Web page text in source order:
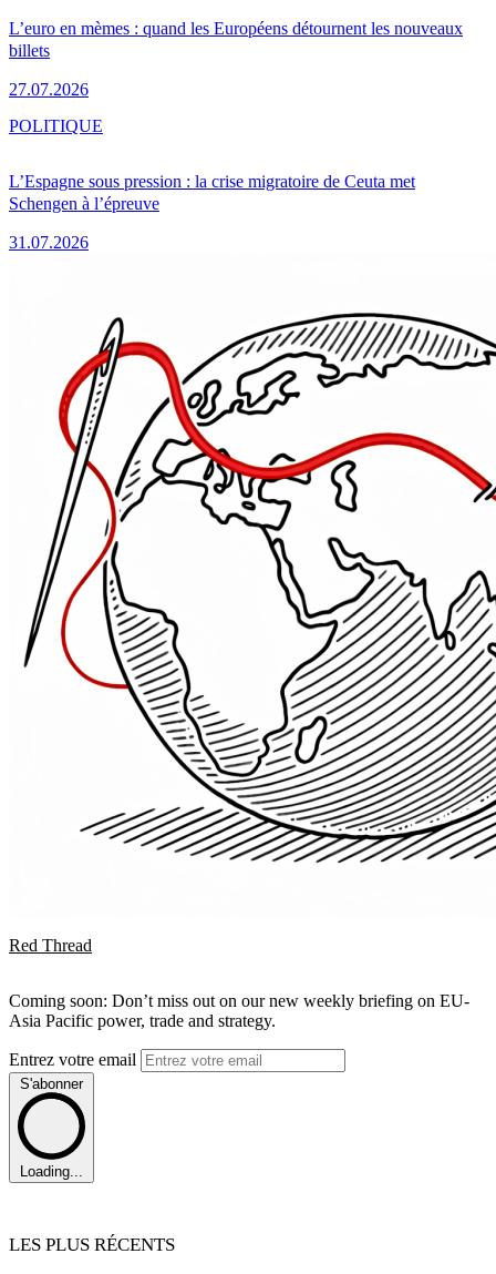
L’euro en mèmes : quand les Européens détournent les nouveaux
billets
27.07.2026
L’Espagne sous pression : la crise migratoire de Ceuta met
Schengen à l’épreuve
31.07.2026
POLITIQUE
Red Thread
Coming soon: Don’t miss out on our new weekly briefing on EU-
Asia Pacific power, trade and strategy.
Entrez votre email
S'abonner
Loading...
LES PLUS RÉCENTS